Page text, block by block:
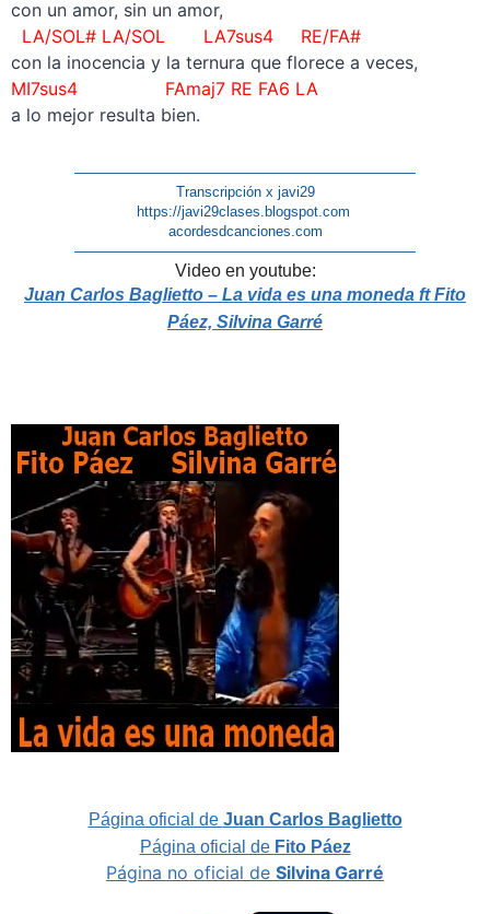
con un amor, sin un amor,
LA/SOL# LA/SOL LA7sus4 RE/FA#
con la inocencia y la ternura que florece a veces,
MI7sus4 FAmaj7 RE FA6 LA
a lo mejor resulta bien.
————————————————————————
Transcripción x javi29
https://javi29clases.blogspot.com
acordesdcanciones.com
————————————————————————
Video en youtube:
Juan Carlos Baglietto – La vida es una moneda ft Fito
Páez, Silvina Garré
Página oficial de Juan Carlos Baglietto
Página oficial de Fito Páez
Página no oficial de Silvina Garré